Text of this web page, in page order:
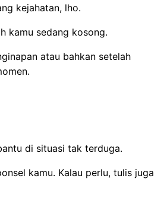
kejahatan, lho.
kamu sedang kosong.
atau bahkan setelah
di situasi tak terduga.
kamu. Kalau perlu, tulis juga